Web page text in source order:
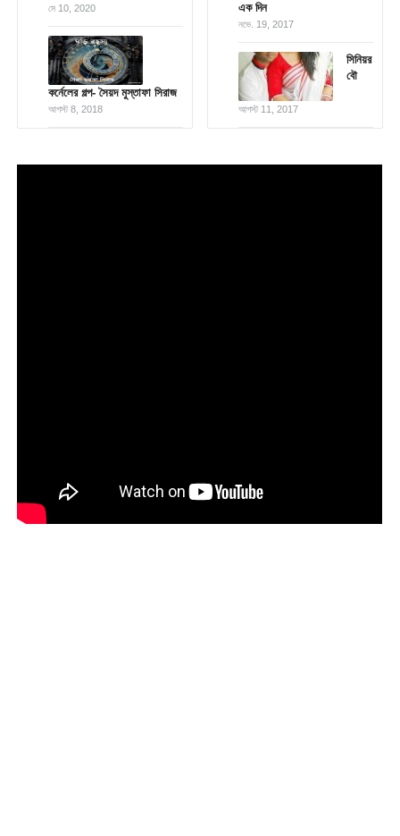
মে 10, 2020
কর্নেলের গল্প- সৈয়দ মুস্তাফা সিরাজ
আগস্ট 8, 2018
এক দিন
নভে. 19, 2017
সিনিয়র
বৌ
আগস্ট 11, 2017